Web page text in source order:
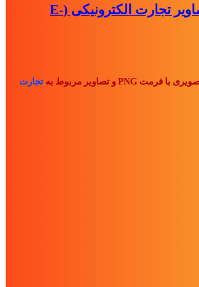
بسته فایل PNG با تصاویر تجارت الکترونیکی (E-
تجارت